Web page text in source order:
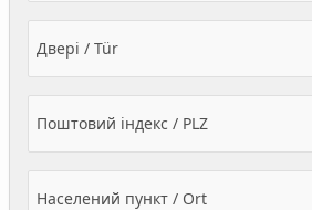
Двері / Tür
Поштовий індекс / PLZ
Населений пункт / Ort